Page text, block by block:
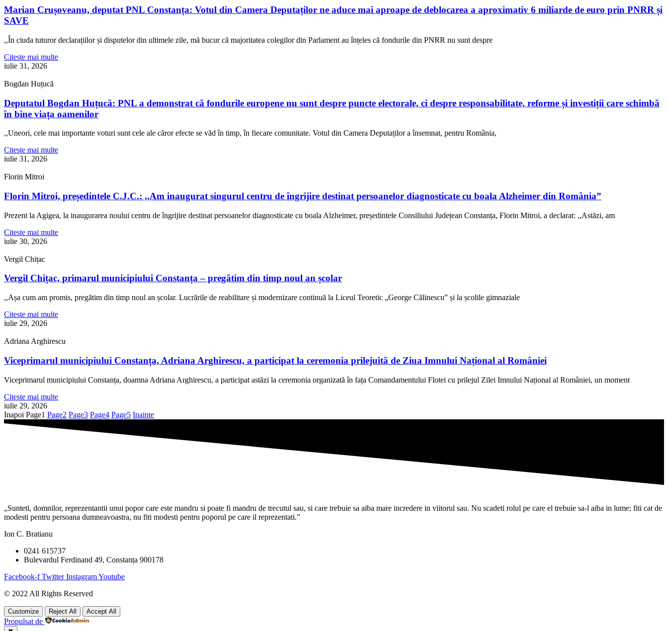
Marian Crușoveanu, deputat PNL Constanța: Votul din Camera Deputaților ne aduce mai aproape de deblocarea a aproximativ 6 miliarde de euro prin PNRR și
SAVE
,,În ciuda tuturor declarațiilor și disputelor din ultimele zile, mă bucur că majoritatea colegilor din Parlament au înțeles că fondurile din PNRR nu sunt despre
Citeste mai multe
iulie 31, 2026
Bogdan Huțucă
Deputatul Bogdan Huțucă: PNL a demonstrat că fondurile europene nu sunt despre puncte electorale, ci despre responsabilitate, reforme și investiții care schimbă
în bine viața oamenilor
,,Uneori, cele mai importante voturi sunt cele ale căror efecte se văd în timp, în fiecare comunitate. Votul din Camera Deputaților a însemnat, pentru România,
Citeste mai multe
iulie 31, 2026
Florin Mitroi
Florin Mitroi, președintele C.J.C.: ,,Am inaugurat singurul centru de îngrijire destinat persoanelor diagnosticate cu boala Alzheimer din România”
Prezent la Agigea, la inaugurarea noului centru de îngrijire destinat persoanelor diagnosticate cu boala Alzheimer, președintele Consiliului Județean Constanța, Florin Mitroi, a declarat: ,,Astăzi, am
Citeste mai multe
iulie 30, 2026
Vergil Chițac
Vergil Chițac, primarul municipiului Constanța – pregătim din timp noul an școlar
,,Așa cum am promis, pregătim din timp noul an școlar. Lucrările de reabilitare și modernizare continuă la Liceul Teoretic „George Călinescu” și la școlile gimnaziale
Citeste mai multe
iulie 29, 2026
Adriana Arghirescu
Viceprimarul municipiului Constanța, Adriana Arghirescu, a participat la ceremonia prilejuită de Ziua Imnului Național al României
Viceprimarul municipiului Constanța, doamna Adriana Arghirescu, a participat astăzi la ceremonia organizată în fața Comandamentului Flotei cu prilejul Zilei Imnului Național al României, un moment
Citeste mai multe
iulie 29, 2026
Inapoi Page1 Page2 Page3 Page4 Page5 Inainte
„Sunteti, domnilor, reprezentantii unui popor care este mandru si poate fi mandru de trecutul sau, si care trebuie sa aiba mare incredere in viitorul sau. Nu scadeti rolul pe care el trebuie sa-l aiba in lume; fiti cat de
modesti pentru persoana dumneavoastra, nu fiti modesti pentru poporul pe care il reprezentati.”
Ion C. Bratianu
0241 615737
Bulevardul Ferdinand 49, Constanța 900178
Facebook-f Twitter InstagramYoutube
© 2022 All Rights Reserved
Customize Reject All Accept All
Propulsat de